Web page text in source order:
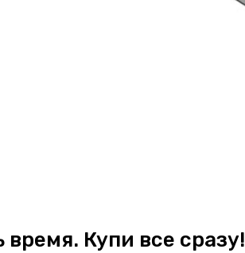
время. Купи все сразу!